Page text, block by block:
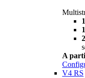
A
V4 RS